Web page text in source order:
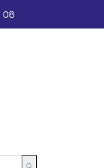
08